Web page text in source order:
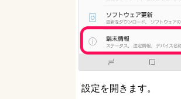
設定を開きます。